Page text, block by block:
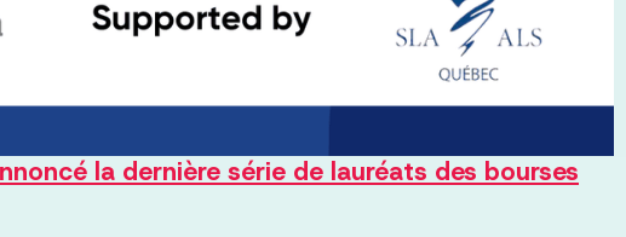
la dernière série de lauréats des bourses